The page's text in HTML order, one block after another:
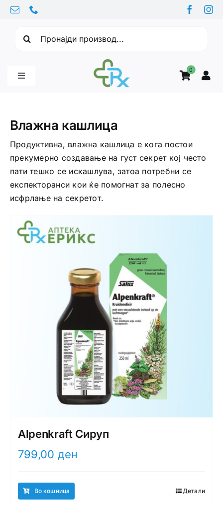
Skip
content
0
Toggle
Витамини
Здравје
Интимно здравје
Лична хигиена
Медицински апрати
Нега на кожа
Влажна кашлица
Продуктивна, влажна кашлица е кога постои
прекумерно создавање на густ секрет кој често
пати тешко се искашлува, затоа потребни се
експекторанси кои ќе помогнат за полесно
исфрлање на секретот.
Alpenkraft Сируп
799,00 ден
Во кошница Детали